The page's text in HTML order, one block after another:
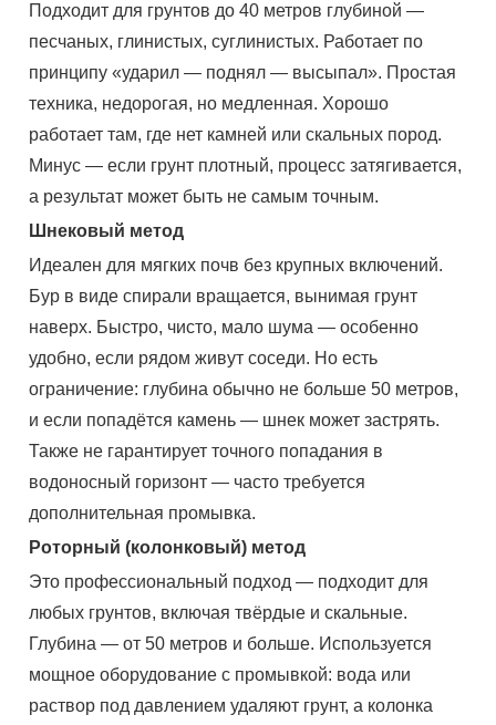
Подходит для грунтов до 40 метров глубиной —
песчаных, глинистых, суглинистых. Работает по
принципу «ударил — поднял — высыпал». Простая
техника, недорогая, но медленная. Хорошо
работает там, где нет камней или скальных пород.
Минус — если грунт плотный, процесс затягивается,
а результат может быть не самым точным.
Шнековый метод
Идеален для мягких почв без крупных включений.
Бур в виде спирали вращается, вынимая грунт
наверх. Быстро, чисто, мало шума — особенно
удобно, если рядом живут соседи. Но есть
ограничение: глубина обычно не больше 50 метров,
и если попадётся камень — шнек может застрять.
Также не гарантирует точного попадания в
водоносный горизонт — часто требуется
дополнительная промывка.
Роторный (колонковый) метод
Это профессиональный подход — подходит для
любых грунтов, включая твёрдые и скальные.
Глубина — от 50 метров и больше. Используется
мощное оборудование с промывкой: вода или
раствор под давлением удаляют грунт, а колонка